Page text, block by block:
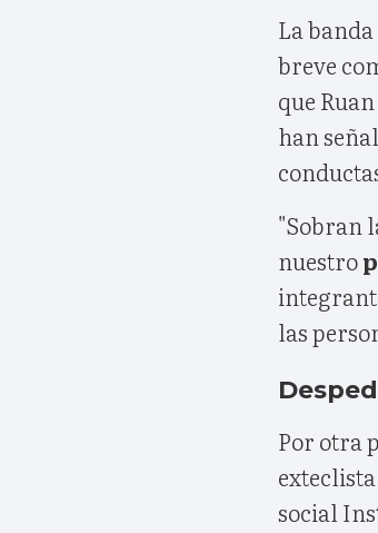
La
breve
que Ruan
han
"Sobran
nuestro
las
Por otra
social